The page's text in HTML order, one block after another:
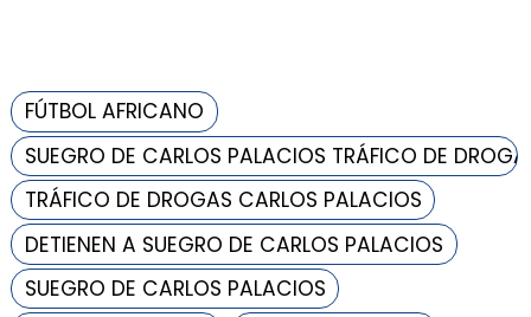
FÚTBOL AFRICANO
SUEGRO DE CARLOS PALACIOS TRÁFICO DE DROGA
TRÁFICO DE DROGAS CARLOS PALACIOS
DETIENEN A SUEGRO DE CARLOS PALACIOS
SUEGRO DE CARLOS PALACIOS